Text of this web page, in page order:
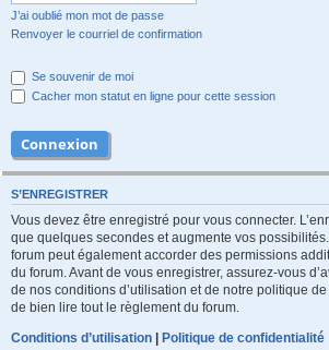
J’ai oublié mon mot de passe
Renvoyer le courriel de confirmation
Se souvenir de moi
Cacher mon statut en ligne pour cette session
S’ENREGISTRER
Vous devez être enregistré pour vous connecter.
que quelques secondes et augmente vos
forum peut également accorder des permissions
du forum. Avant de vous enregistrer, assurez-vous
de nos conditions d’utilisation et de notre politique
de bien lire tout le règlement du forum.
Conditions d’utilisation | Politique de confidentialité